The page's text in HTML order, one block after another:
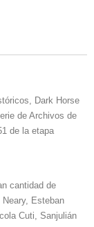
Dark Horse
de Archivos de
de la etapa
cantidad de
Esteban
Cuti, Sanjulián